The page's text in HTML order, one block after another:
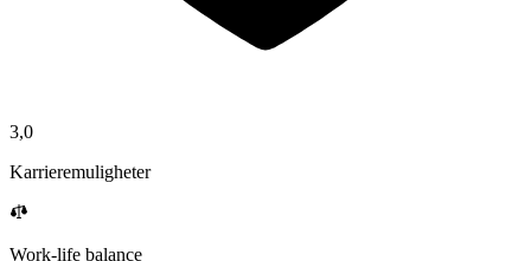
3,0
Karrieremuligheter
Work-life balance